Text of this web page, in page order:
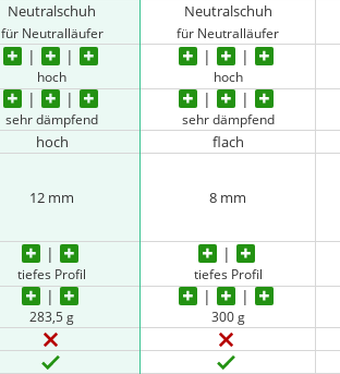
Neutralschuh
für Neutralläufer
Neutralschuh
für Neutralläufer
hoch hoch
sehr dämpfend sehr dämpfend
hoch flach
12 mm 8 mm
tiefes Profil tiefes Profil
283,5 g 300 g